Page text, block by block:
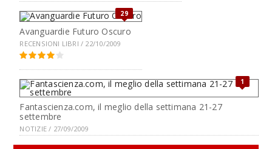
29
Avanguardie Futuro Oscuro
RECENSIONI LIBRI / 22/10/2009
1
Fantascienza.com, il meglio della settimana 21-27
settembre
NOTIZIE / 27/09/2009